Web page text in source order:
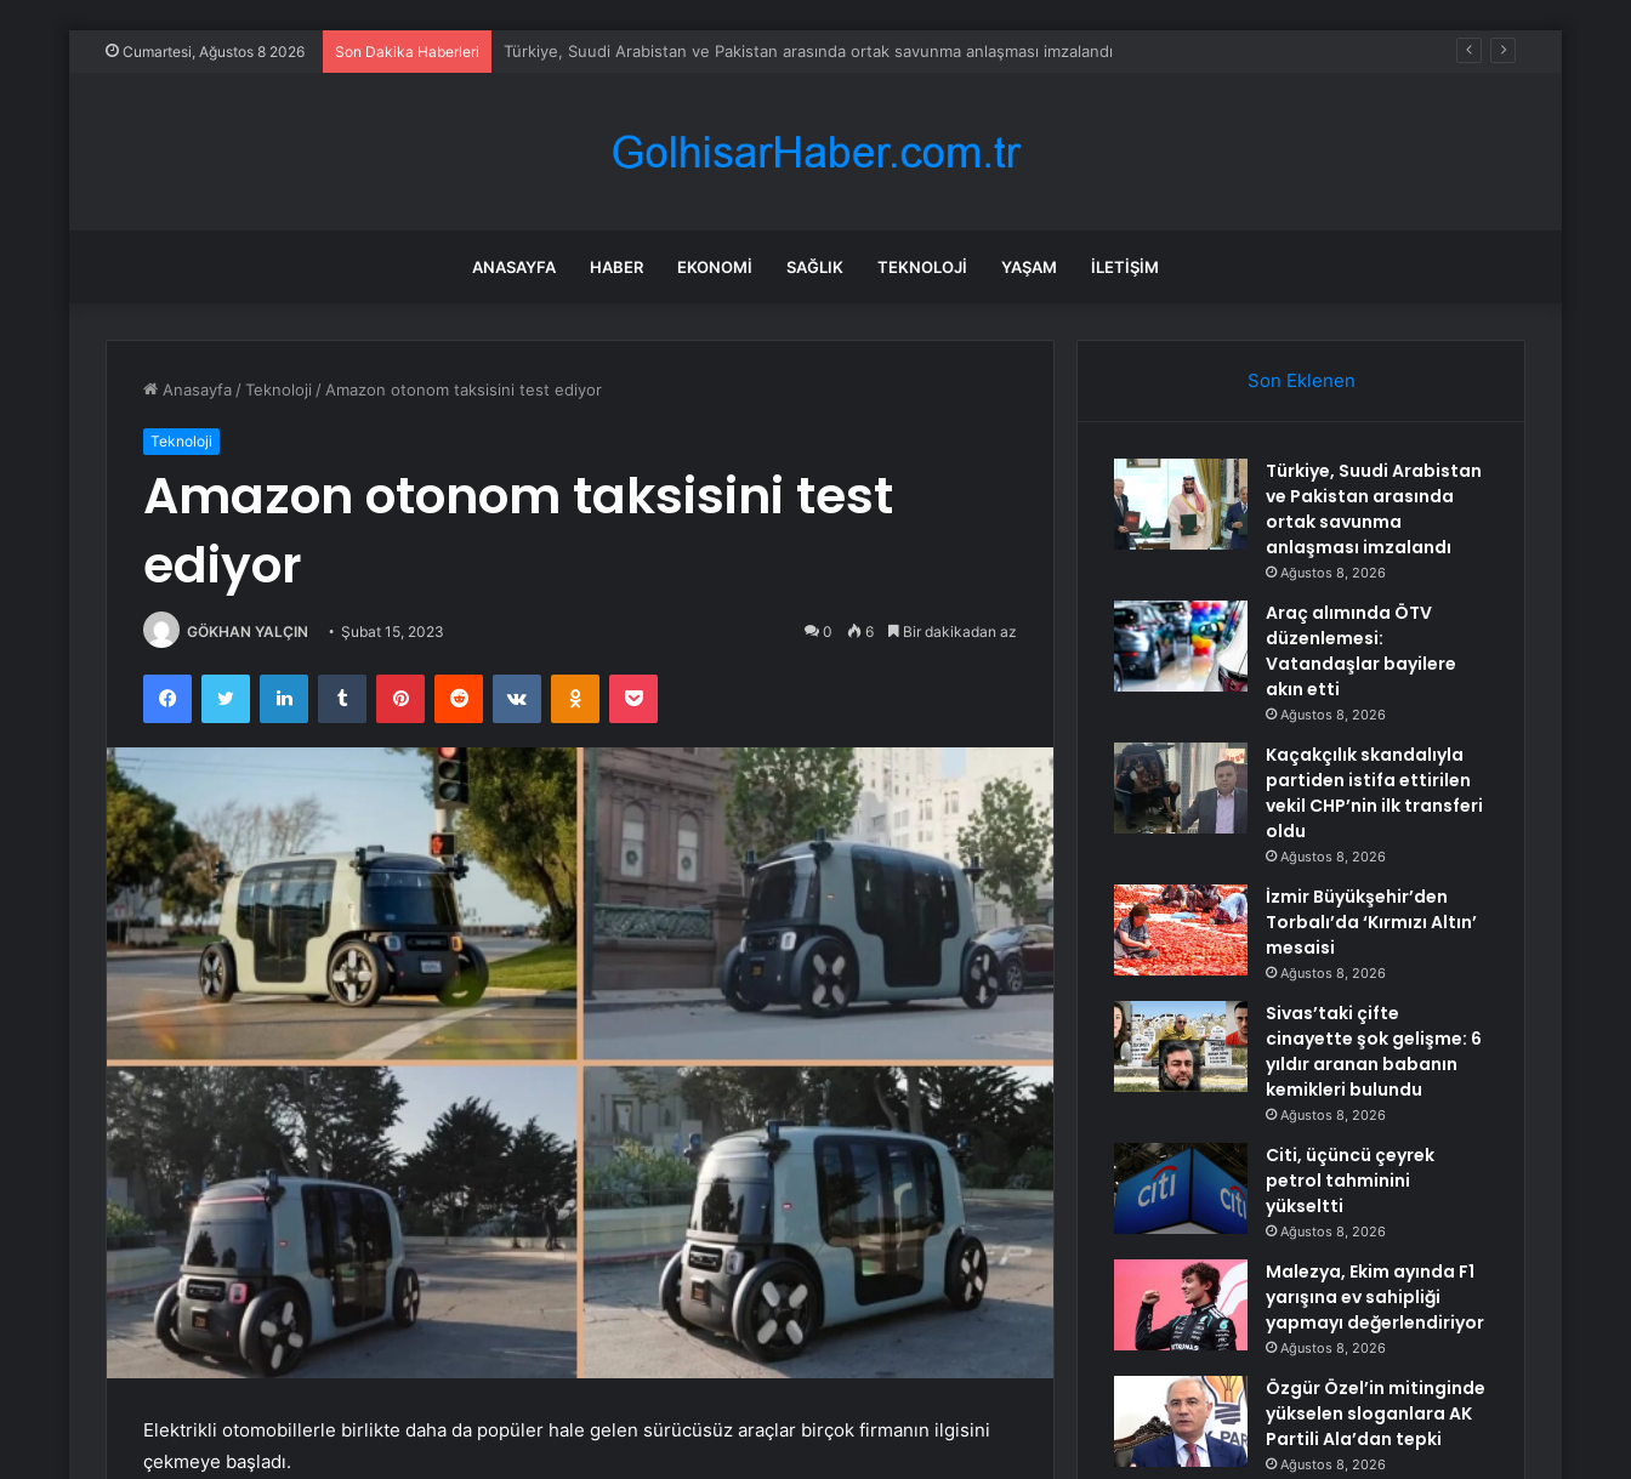
Cumartesi, Ağustos 8 2026 Son Dakika Haberleri Araç alımında ÖTV düzenlemesi: Vatandaşlar bayilere akın etti
ANASAYFA HABER EKONOMI SAĞLIK TEKNOLOJI YAŞAM İLETIŞIM
Anasayfa /Teknoloji / Amazon otonom taksisini test ediyor
Teknoloji
Amazon otonom taksisini test
ediyor
GÖKHAN YALÇIN Şubat 15, 2023 0 6 Bir dakikadan az
FacebookTwitter LinkedInTumblr PinterestReddit VKontakteOdnoklassniki
Pocket
Elektrikli otomobillerle birlikte daha da popüler hale gelen sürücüsüz araçlar birçok firmanın ilgisini
çekmeye başladı.
Son Eklenen
Türkiye, Suudi Arabistan
ve Pakistan arasında
ortak savunma
anlaşması imzalandı
Ağustos 8, 2026
Araç alımında ÖTV
düzenlemesi:
Vatandaşlar bayilere
akın etti
Ağustos 8, 2026
Kaçakçılık skandalıyla
partiden istifa ettirilen
vekil CHP’nin ilk transferi
oldu
Ağustos 8, 2026
İzmir Büyükşehir’den
Torbalı’da ‘Kırmızı Altın’
mesaisi
Ağustos 8, 2026
Sivas’taki çifte
cinayette şok gelişme: 6
yıldır aranan babanın
kemikleri bulundu
Ağustos 8, 2026
Citi, üçüncü çeyrek
petrol tahminini
yükseltti
Ağustos 8, 2026
Malezya, Ekim ayında F1
yarışına ev sahipliği
yapmayı değerlendiriyor
Ağustos 8, 2026
Özgür Özel’in mitinginde
yükselen sloganlara AK
Partili Ala’dan tepki
Ağustos 8, 2026